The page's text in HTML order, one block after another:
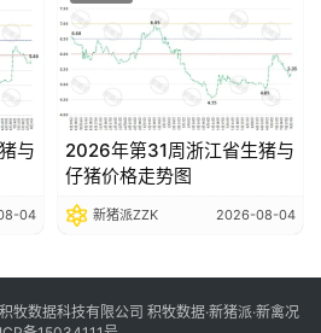
与
04
2026年第31周浙江省生猪与
仔猪价格走势图
新猪派ZZK 2026-08-04
数据科技有限公司 积牧数据·新猪派·新禽况